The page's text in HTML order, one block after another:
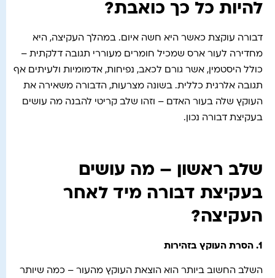
להיות כל כך כואבת?
דבורה עוקצת כאשר היא חשה איום. במהלך העקיצה, היא
מחדירה לעור ארס שמכיל חומרים מעוררי תגובה דלקתית –
כולל היסטמין, אשר גורם לכאב, נפיחות, אדמומיות ולעיתים אף
תגובה אלרגית כללית. בשונה מצרעות, הדבורה משאירה את
העוקץ שלה בעור האדם – וזהו שלב קריטי להבנה מה עושים
בעקיצת דבורה נכון.
שלב ראשון – מה עושים
בעקיצת דבורה מיד לאחר
העקיצה?
1. הסרת העוקץ בזהירות
השלב החשוב ביותר הוא הוצאת העוקץ מהעור – כמה שיותר